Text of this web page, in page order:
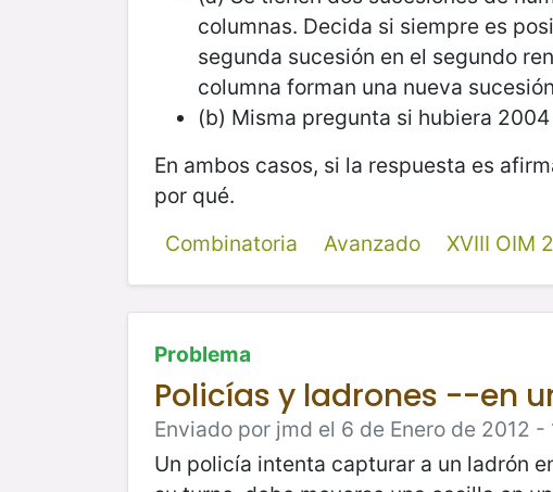
columnas. Decida si siempre es
segunda sucesión en el segundo
columna forman una nueva
(b) Misma pregunta si hubiera
En ambos casos, si la respuesta es
por qué.
Combinatoria
Avanzado XVIII OIM
Problema
Policías y ladrones --en
Enviado por jmd el 6 de Enero de 2012 -
Un policía intenta capturar a un ladrón